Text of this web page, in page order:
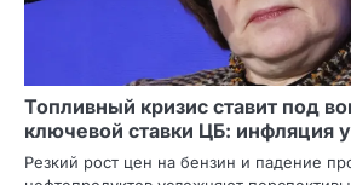
Топливный кризис ставит под
ключевой ставки ЦБ: инфляция
Резкий рост цен на бензин и падение